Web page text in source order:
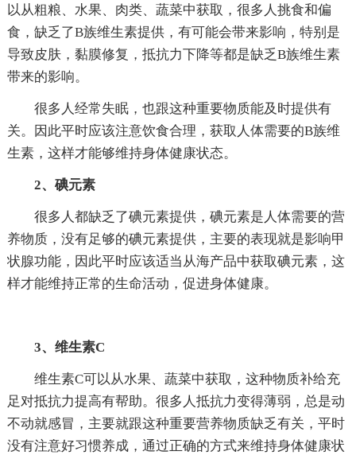
以从粗粮、水果、肉类、蔬菜中获取，很多人挑食和偏
食，缺乏了B族维生素提供，有可能会带来影响，特别是
导致皮肤，黏膜修复，抵抗力下降等都是缺乏B族维生素
带来的影响。
很多人经常失眠，也跟这种重要物质能及时提供有
关。因此平时应该注意饮食合理，获取人体需要的B族维
生素，这样才能够维持身体健康状态。
2、碘元素
很多人都缺乏了碘元素提供，碘元素是人体需要的营
养物质，没有足够的碘元素提供，主要的表现就是影响甲
状腺功能，因此平时应该适当从海产品中获取碘元素，这
样才能维持正常的生命活动，促进身体健康。
3、维生素C
维生素C可以从水果、蔬菜中获取，这种物质补给充
足对抵抗力提高有帮助。很多人抵抗力变得薄弱，总是动
不动就感冒，主要就跟这种重要营养物质缺乏有关，平时
没有注意好习惯养成，通过正确的方式来维持身体健康状